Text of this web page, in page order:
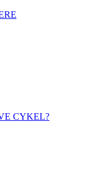
CYKEL?